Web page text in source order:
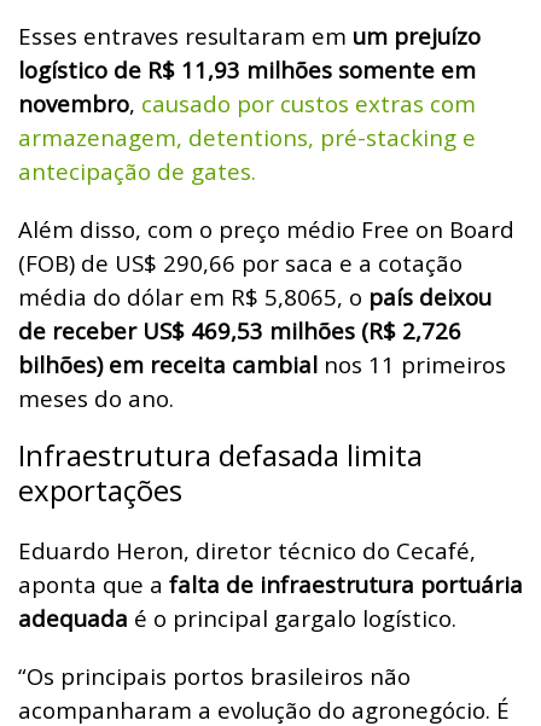
Esses entraves resultaram em um prejuízo
logístico de R$ 11,93 milhões somente em
novembro, causado por custos extras com
armazenagem, detentions, pré-stacking e
antecipação de gates.
Além disso, com o preço médio Free on Board
(FOB) de US$ 290,66 por saca e a cotação
média do dólar em R$ 5,8065, o país deixou
de receber US$ 469,53 milhões (R$ 2,726
bilhões) em receita cambial nos 11 primeiros
meses do ano.
Infraestrutura defasada limita
exportações
Eduardo Heron, diretor técnico do Cecafé,
aponta que a falta de infraestrutura portuária
adequada é o principal gargalo logístico.
“Os principais portos brasileiros não
acompanharam a evolução do agronegócio. É